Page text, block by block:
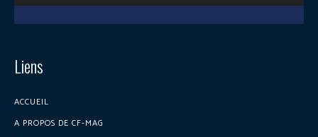
Liens
ACCUEIL
A PROPOS DE CF-MAG